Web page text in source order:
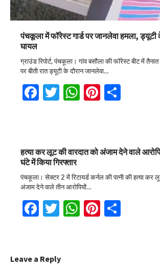
पंचकूला में फॉरेस्ट गार्ड पर जानलेवा हमला, ड्यूटी
घायल
ग्राउंड रिपोर्ट, पंचकूला। गांव बसौला की फॉरेस्ट बीट में तैनात
पर बीती रात ड्यूटी के दौरान जानलेवा…
Facebook
Twitter
WhatsApp
Pinterest
हत्या कर लूट की वारदात को अंजाम देने वाले
घंटे में किया गिरफ्तार
पंचकूला। सेक्टर 2 में रिटायर्ड कर्नल की पत्नी की हत्या कर
अंजाम देने वाले तीन आरोपियों…
Facebook
Twitter
WhatsApp
Pinterest
Leave a Reply